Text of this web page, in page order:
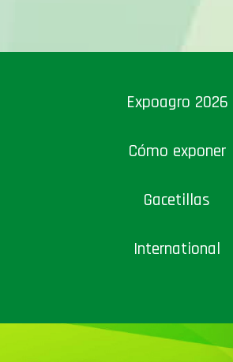
Expoagro 2026
Cómo exponer
Gacetillas
International